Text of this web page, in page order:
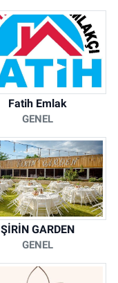
Fatih Emlak
GENEL
ŞİRİN GARDEN
GENEL